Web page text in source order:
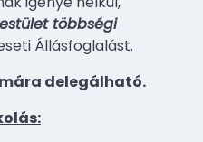
többségi
Állásfoglalást.
delegálható.